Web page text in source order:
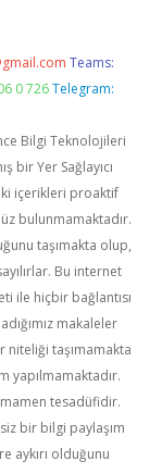
Teams:
0 726 Telegram:
Bilgi Teknolojileri
bir Yer Sağlayıcı
içerikleri proaktif
bulunmamaktadır.
taşımakta olup,
Bu internet
ile hiçbir bağlantısı
makaleler
niteliği taşımamakta
yapılmamaktadır.
tesadüfidir.
bir bilgi paylaşım
aykırı olduğunu